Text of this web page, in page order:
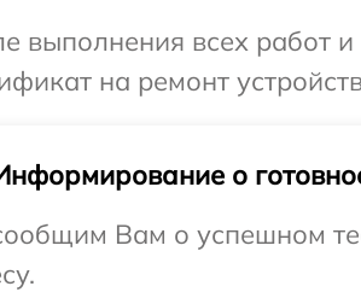
выполнения всех работ
на ремонт
о
Вам о успешном